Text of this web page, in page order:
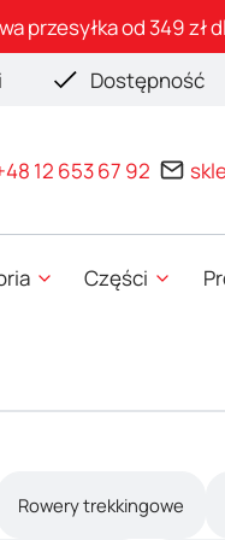
przesyłka od 349 zł
Dostępność
12 653 67 92
Części
Rowery trekkingowe